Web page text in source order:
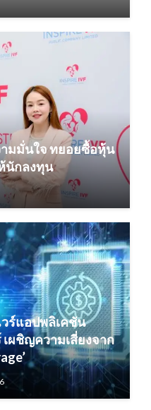
ามมั่นใจ ทยอยซื้อหุ้น
นักลงทุน
ร์แอปพลิเคชัน
ผชิญความเสี่ยงจาก